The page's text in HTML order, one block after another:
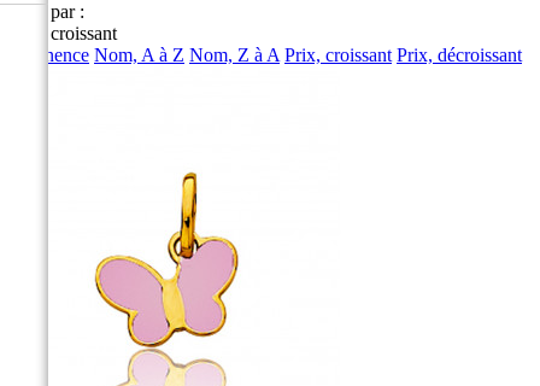
Trier par :
Prix, croissant
Pertinence Nom, A à Z Nom, Z à A Prix, croissant Prix, décroissant